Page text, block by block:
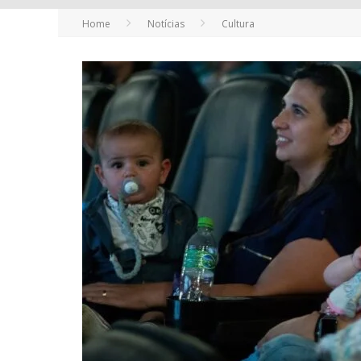
YAN TRAZ A TURNÊ NACIONAL DO
Home Notícias Cultura